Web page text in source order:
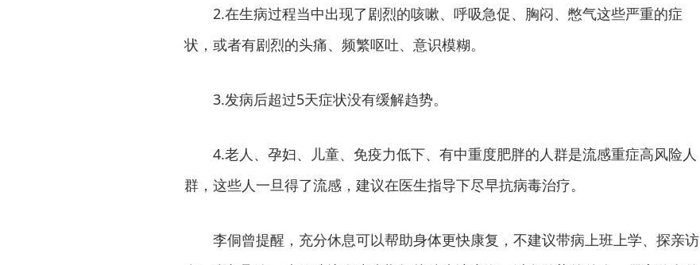
2.在生病过程当中出现了剧烈的咳嗽、呼吸急促、胸闷、憋气这些严重的症
状，或者有剧烈的头痛、频繁呕吐、意识模糊。
3.发病后超过5天症状没有缓解趋势。
4.老人、孕妇、儿童、免疫力低下、有中重度肥胖的人群是流感重症高风险人
群，这些人一旦得了流感，建议在医生指导下尽早抗病毒治疗。
李侗曾提醒，充分休息可以帮助身体更快康复，不建议带病上班上学、探亲访